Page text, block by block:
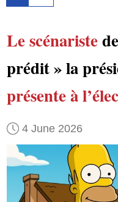
Le scénariste
prédit » la
présente à
4 June 2026